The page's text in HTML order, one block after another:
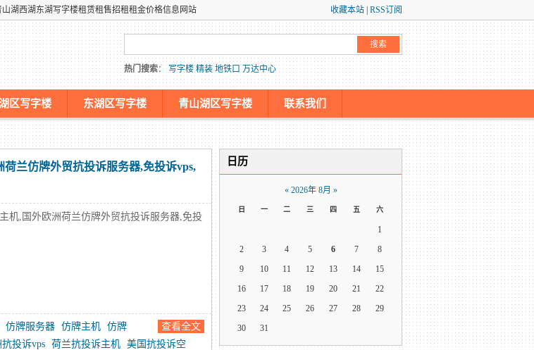
收藏本站 RSS订阅
湖西湖东湖写字楼租赁租售招租租金价格信息网站
热门搜索： 写字楼 精装 地铁口 万达中心
区写字楼 东湖区写字楼 青山湖区写字楼 联系我们
兰外贸抗投诉免投诉防投诉主机
兰仿牌外贸抗投诉服务器,免投诉vps,
机,国外欧洲荷兰仿牌外贸抗投诉服务器,免投
查看全文
仿牌服务器 仿牌主机 仿牌
抗投诉vps 荷兰抗投诉主机 美国抗投诉空
日历
« 2026年 8月 »
日 一 二 三 四 五 六
1
2
3 4 5 6 7
8
9
10 11 12 13 14
15
16
17 18 19 20 21
22
23
24 25 26 27 28
29
30
31